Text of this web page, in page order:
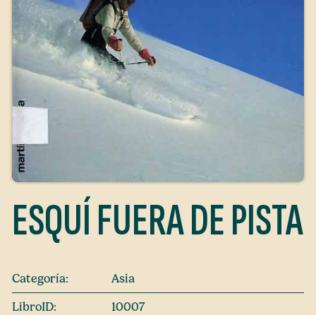
ESQUÍ FUERA DE PISTA
Categoría:
Asia
LibroID:
10007